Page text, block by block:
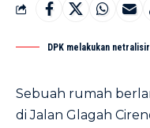
DPK melakukan netralisir
Sebuah rumah
di Jalan Glagah